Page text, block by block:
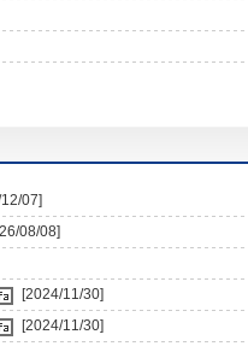
07]
08/08]
[2024/11/30]
[2024/11/30]